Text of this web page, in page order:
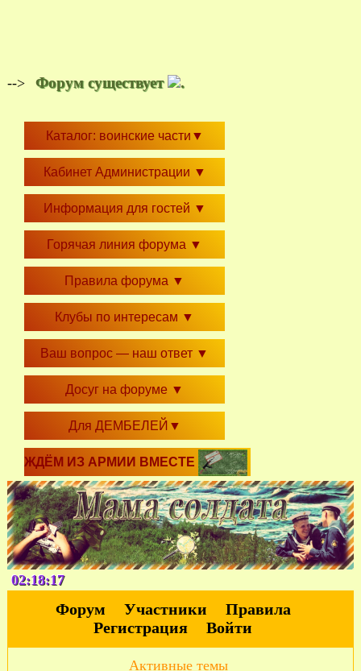
--> Форум существует .
Каталог: воинские части ▼
Кабинет Администрации ▼
Информация для гостей ▼
Горячая линия форума ▼
Правила форума ▼
Клубы по интересам ▼
Ваш вопрос — наш ответ ▼
Досуг на форуме ▼
Для ДЕМБЕЛЕЙ ▼
ЖДЁМ ИЗ АРМИИ ВМЕСТЕ
02:18:18
Форум Участники
Правила
Регистрация
Войти
Активные темы